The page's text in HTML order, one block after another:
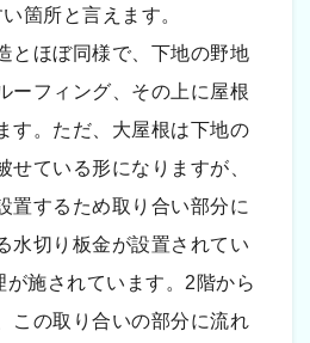
箇所と言えます。
とほぼ同様で、下地の野地
ーフィング、その上に屋根
す。ただ、大屋根は下地の
せている形になりますが、
置するため取り合い部分に
水切り板金が設置されてい
が施されています。2階から
この取り合いの部分に流れ